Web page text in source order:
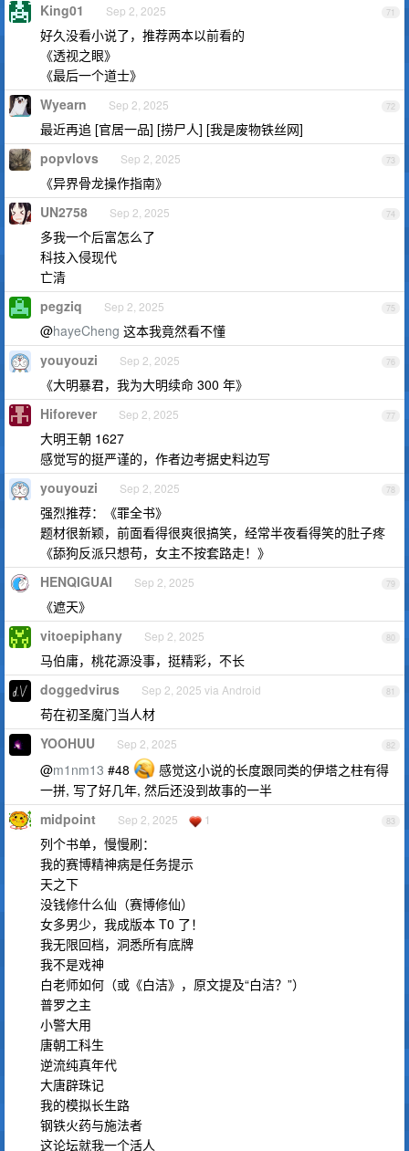
71
King01 Sep 2, 2025
好久没看小说了，推荐两本以前看的
《透视之眼》
《最后一个道士》
72
Wyearn Sep 2, 2025
最近再追 [官居一品] [捞尸人] [我是废物铁丝网]
73
popvlovs Sep 2, 2025
《异界骨龙操作指南》
74
UN2758 Sep 2, 2025
多我一个后富怎么了
科技入侵现代
亡清
75
pegziq Sep 2, 2025
@hayeCheng 这本我竟然看不懂
76
youyouzi Sep 2, 2025
《大明暴君，我为大明续命 300 年》
77
Hiforever Sep 2, 2025
大明王朝 1627
感觉写的挺严谨的，作者边考据史料边写
78
youyouzi Sep 2, 2025
强烈推荐：《罪全书》
题材很新颖，前面看得很爽很搞笑，经常半夜看得笑的肚子疼
《舔狗反派只想苟，女主不按套路走！》
79
HENQIGUAI Sep 2, 2025
《遮天》
80
vitoepiphany Sep 2, 2025
马伯庸，桃花源没事，挺精彩，不长
81
doggedvirus Sep 2, 2025 via Android
苟在初圣魔门当人材
82
YOOHUU Sep 2, 2025
@m1nm13 #48
感觉这小说的长度跟同类的伊塔之柱有得
一拼, 写了好几年, 然后还没到故事的一半
83
midpoint Sep 2, 2025 1
列个书单，慢慢刷：
我的赛博精神病是任务提示
天之下
没钱修什么仙（赛博修仙）
女多男少，我成版本 T0 了！
我无限回档，洞悉所有底牌
我不是戏神
白老师如何（或《白洁》，原文提及“白洁？”）
普罗之主
小警大用
唐朝工科生
逆流纯真年代
大唐辟珠记
我的模拟长生路
钢铁火药与施法者
这论坛就我一个活人